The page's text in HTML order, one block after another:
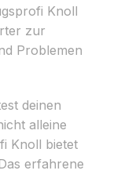
Knoll
zur
Problemen
deinen
alleine
Knoll bietet
erfahrene